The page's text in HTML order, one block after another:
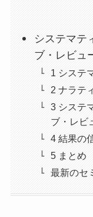
システマテ
ブ・レビュ
1 システ
2 ナラテ
3 システ
ブ・レビ
4 結果の
5 まとめ
最新のセ